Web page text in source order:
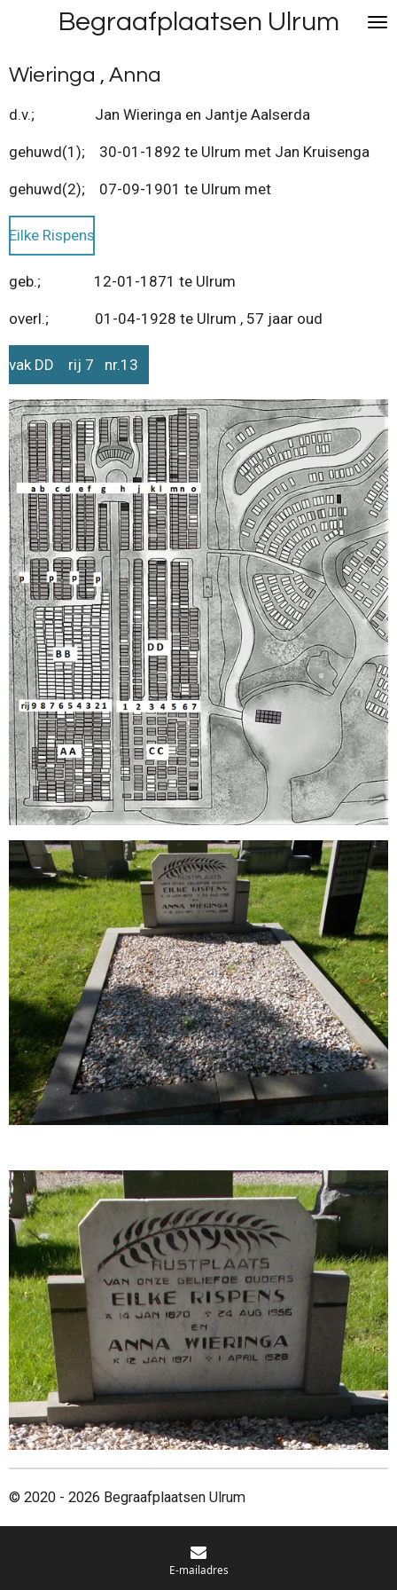
naar
de
hoofdinhoud
Begraafplaatsen Ulrum
Wieringa , Anna
d.v.; Jan Wieringa en Jantje Aalserda
gehuwd(1); 30-01-1892 te Ulrum met Jan Kruisenga
gehuwd(2); 07-09-1901 te Ulrum met
Eilke Rispens
geb.; 12-01-1871 te Ulrum
overl.; 01-04-1928 te Ulrum , 57 jaar oud
vak DD rij 7 nr.13
© 2020 - 2026 Begraafplaatsen Ulrum
E-mailadres